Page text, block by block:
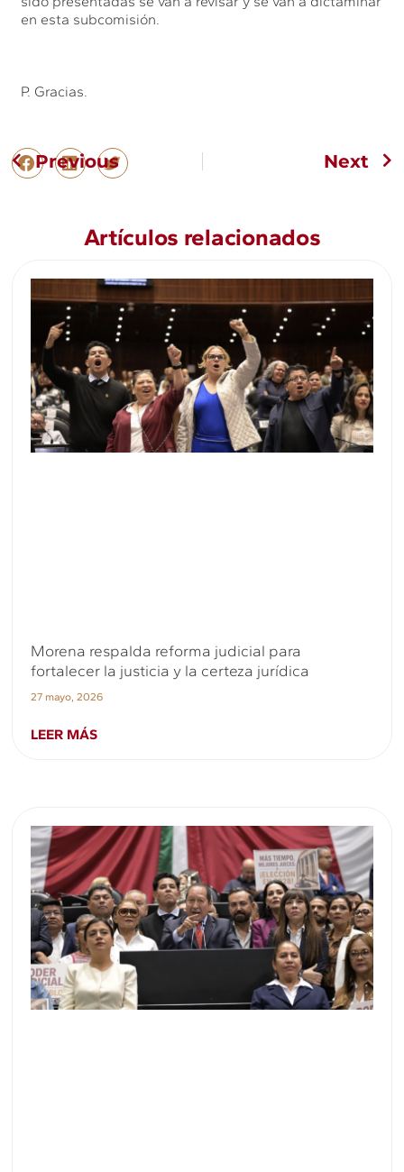
en esta subcomisión.
P. Gracias.
Previous Next
Artículos relacionados
Morena respalda reforma judicial para
fortalecer la justicia y la certeza jurídica
27 mayo, 2026
LEER MÁS